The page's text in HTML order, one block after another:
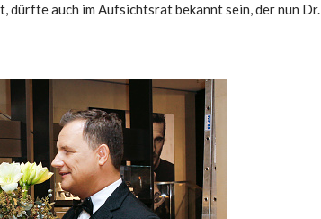
dürfte auch im Aufsichtsrat bekannt sein, der nun Dr.